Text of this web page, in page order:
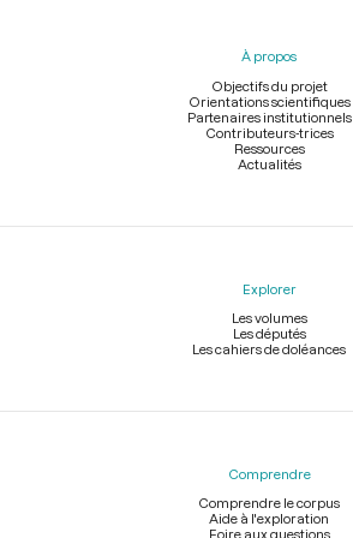
À propos
Objectifs du projet
Orientations scientifiques
Partenaires institutionnels
Contributeurs-trices
Ressources
Actualités
Explorer
Les volumes
Les députés
Les cahiers de doléances
Comprendre
Comprendre le corpus
Aide à l'exploration
Foire aux questions